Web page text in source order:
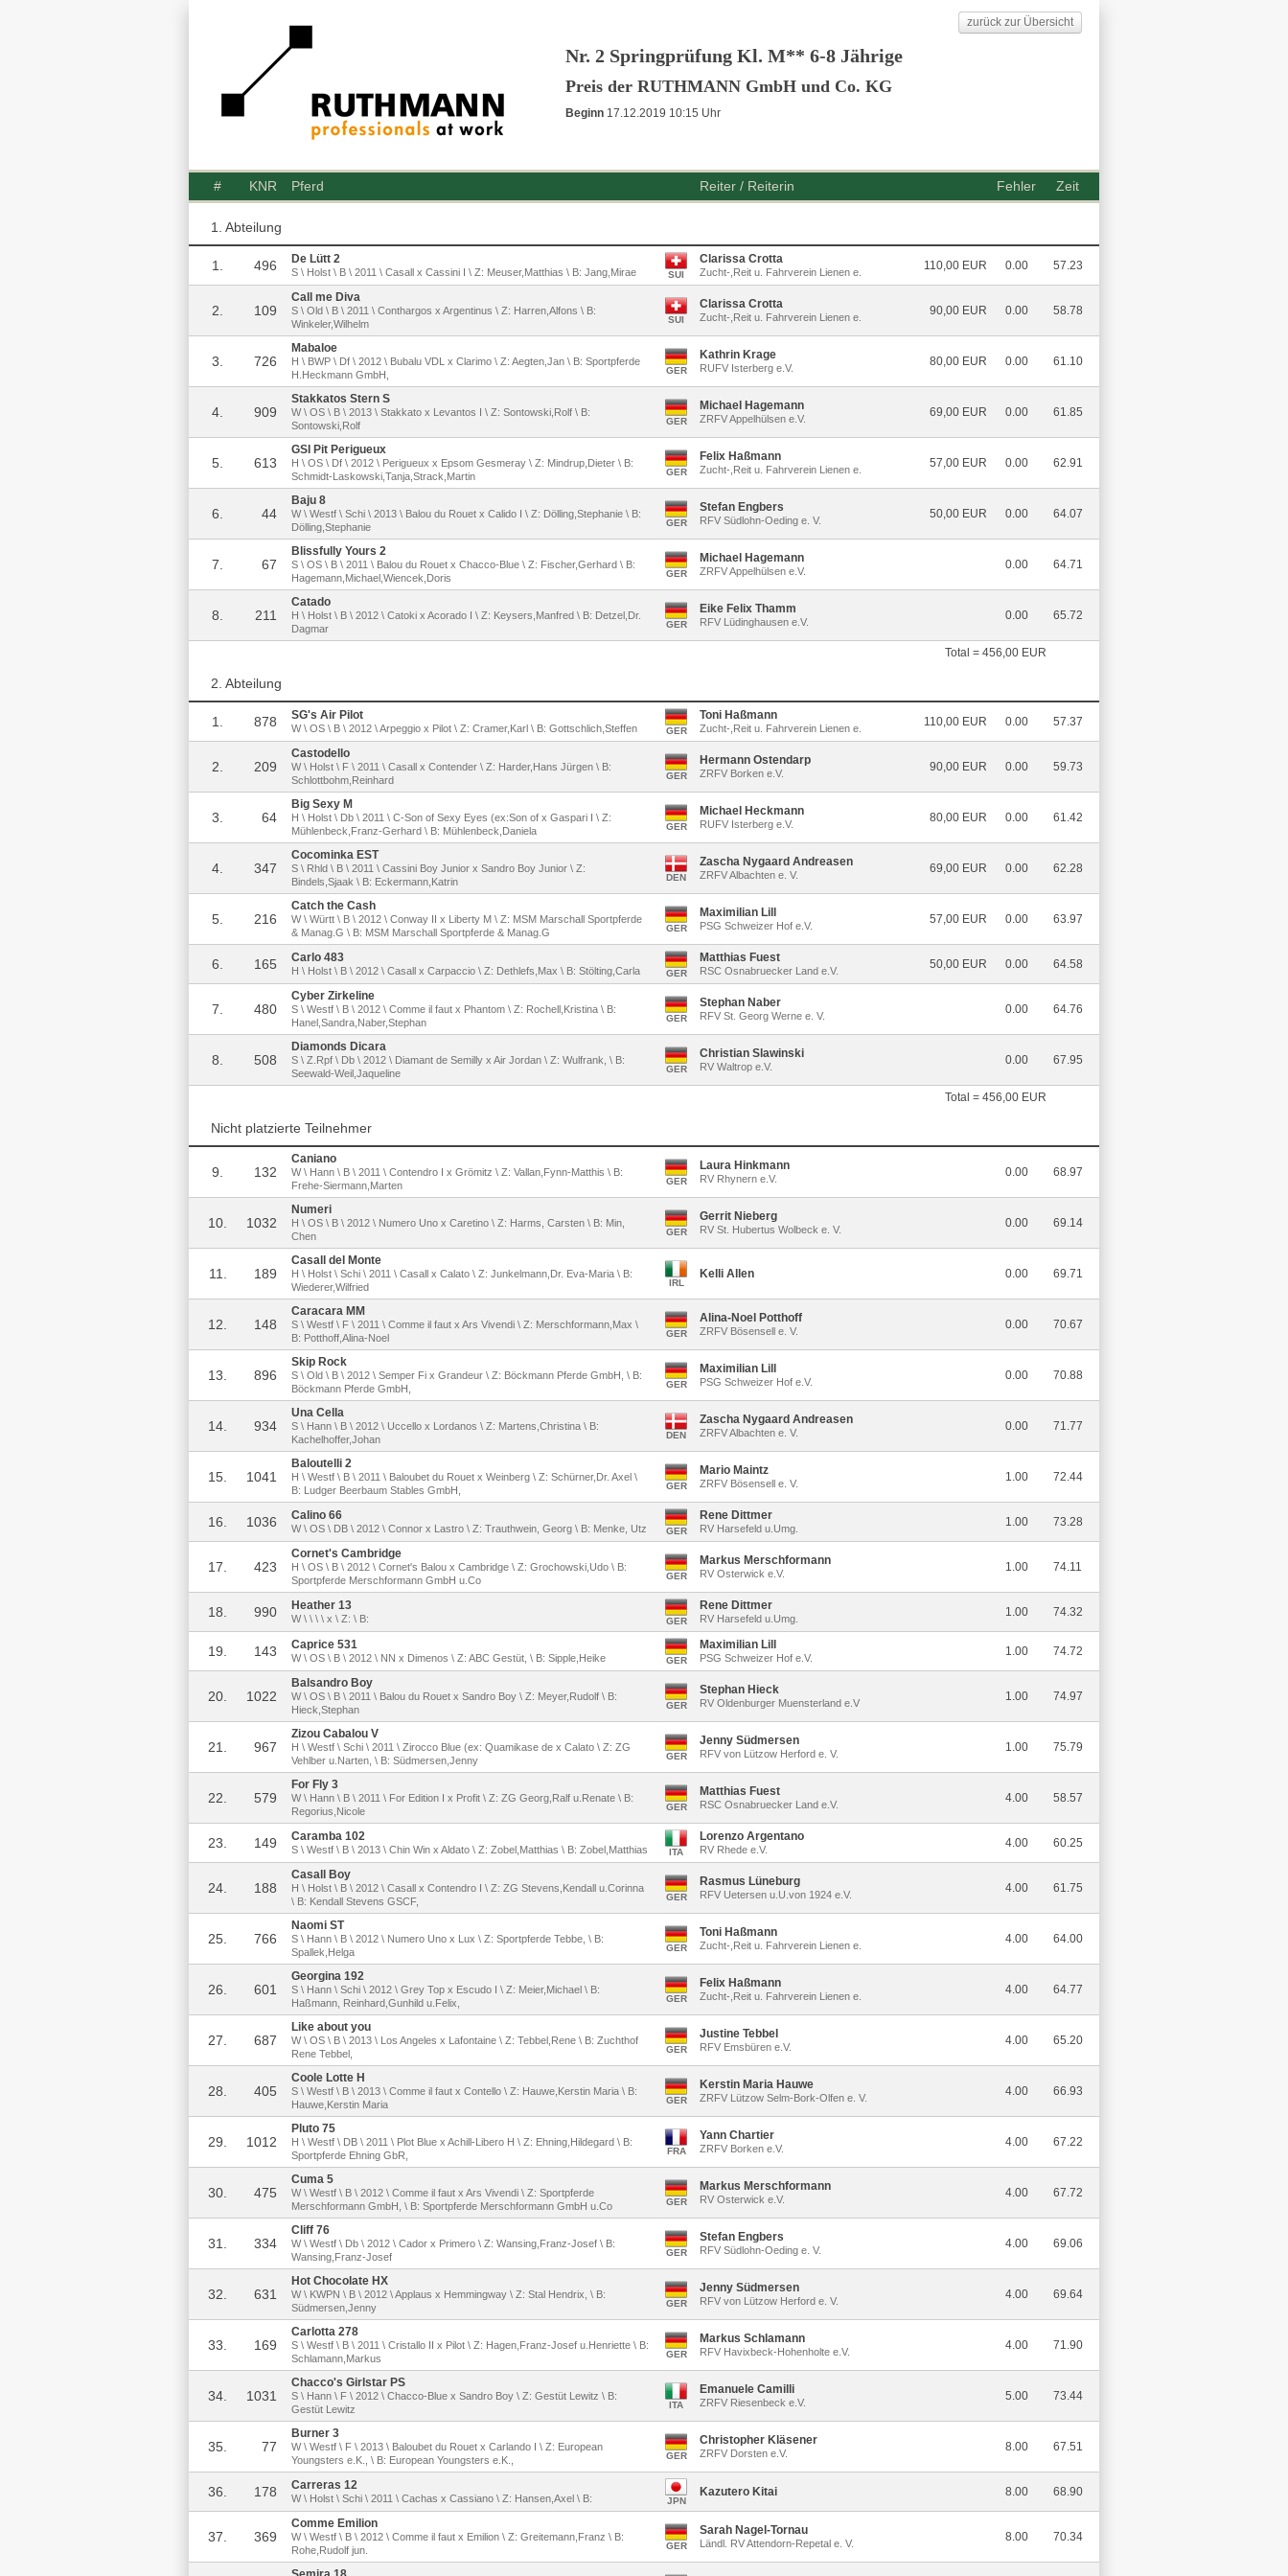
zurück zur Übersicht
Nr. 2 Springprüfung Kl. M** 6-8 Jährige
Preis der RUTHMANN GmbH und Co. KG
Beginn 17.12.2019 10:15 Uhr
# KNR Pferd Reiter / Reiterin Fehler Zeit
1. Abteilung
1. 496 De Lütt 2
S \ Holst \ B \ 2011 \ Casall x Cassini I \ Z: Meuser,Matthias \ B: Jang,Mirae SUI
Clarissa Crotta
Zucht-,Reit u. Fahrverein Lienen e. 110,00 EUR 0.00 57.23
2. 109
Call me Diva
S \ Old \ B \ 2011 \ Conthargos x Argentinus \ Z: Harren,Alfons \ B:
Winkeler,Wilhelm
SUI
Clarissa Crotta
Zucht-,Reit u. Fahrverein Lienen e. 90,00 EUR 0.00 58.78
3. 726
Mabaloe
H \ BWP \ Df \ 2012 \ Bubalu VDL x Clarimo \ Z: Aegten,Jan \ B: Sportpferde
H.Heckmann GmbH,
GER
Kathrin Krage
RUFV Isterberg e.V. 80,00 EUR 0.00 61.10
4. 909
Stakkatos Stern S
W \ OS \ B \ 2013 \ Stakkato x Levantos I \ Z: Sontowski,Rolf \ B:
Sontowski,Rolf
GER
Michael Hagemann
ZRFV Appelhülsen e.V. 69,00 EUR 0.00 61.85
5. 613
GSI Pit Perigueux
H \ OS \ Df \ 2012 \ Perigueux x Epsom Gesmeray \ Z: Mindrup,Dieter \ B:
Schmidt-Laskowski,Tanja,Strack,Martin
GER
Felix Haßmann
Zucht-,Reit u. Fahrverein Lienen e. 57,00 EUR 0.00 62.91
6. 44
Baju 8
W \ Westf \ Schi \ 2013 \ Balou du Rouet x Calido I \ Z: Dölling,Stephanie \ B:
Dölling,Stephanie
GER
Stefan Engbers
RFV Südlohn-Oeding e. V. 50,00 EUR 0.00 64.07
7. 67
Blissfully Yours 2
S \ OS \ B \ 2011 \ Balou du Rouet x Chacco-Blue \ Z: Fischer,Gerhard \ B:
Hagemann,Michael,Wiencek,Doris
GER
Michael Hagemann
ZRFV Appelhülsen e.V. 0.00 64.71
8. 211
Catado
H \ Holst \ B \ 2012 \ Catoki x Acorado I \ Z: Keysers,Manfred \ B: Detzel,Dr.
Dagmar
GER
Eike Felix Thamm
RFV Lüdinghausen e.V. 0.00 65.72
Total = 456,00 EUR
2. Abteilung
1. 878 SG's Air Pilot
W \ OS \ B \ 2012 \ Arpeggio x Pilot \ Z: Cramer,Karl \ B: Gottschlich,Steffen GER
Toni Haßmann
Zucht-,Reit u. Fahrverein Lienen e. 110,00 EUR 0.00 57.37
2. 209
Castodello
W \ Holst \ F \ 2011 \ Casall x Contender \ Z: Harder,Hans Jürgen \ B:
Schlottbohm,Reinhard
GER
Hermann Ostendarp
ZRFV Borken e.V. 90,00 EUR 0.00 59.73
3. 64
Big Sexy M
H \ Holst \ Db \ 2011 \ C-Son of Sexy Eyes (ex:Son of x Gaspari I \ Z:
Mühlenbeck,Franz-Gerhard \ B: Mühlenbeck,Daniela
GER
Michael Heckmann
RUFV Isterberg e.V. 80,00 EUR 0.00 61.42
4. 347
Cocominka EST
S \ Rhld \ B \ 2011 \ Cassini Boy Junior x Sandro Boy Junior \ Z:
Bindels,Sjaak \ B: Eckermann,Katrin
DEN
Zascha Nygaard Andreasen
ZRFV Albachten e. V. 69,00 EUR 0.00 62.28
5. 216
Catch the Cash
W \ Württ \ B \ 2012 \ Conway II x Liberty M \ Z: MSM Marschall Sportpferde
& Manag.G \ B: MSM Marschall Sportpferde & Manag.G
GER
Maximilian Lill
PSG Schweizer Hof e.V. 57,00 EUR 0.00 63.97
6. 165 Carlo 483
H \ Holst \ B \ 2012 \ Casall x Carpaccio \ Z: Dethlefs,Max \ B: Stölting,Carla GER
Matthias Fuest
RSC Osnabruecker Land e.V. 50,00 EUR 0.00 64.58
7. 480
Cyber Zirkeline
S \ Westf \ B \ 2012 \ Comme il faut x Phantom \ Z: Rochell,Kristina \ B:
Hanel,Sandra,Naber,Stephan
GER
Stephan Naber
RFV St. Georg Werne e. V. 0.00 64.76
8. 508
Diamonds Dicara
S \ Z.Rpf \ Db \ 2012 \ Diamant de Semilly x Air Jordan \ Z: Wulfrank, \ B:
Seewald-Weil,Jaqueline
GER
Christian Slawinski
RV Waltrop e.V. 0.00 67.95
Total = 456,00 EUR
Nicht platzierte Teilnehmer
9. 132
Caniano
W \ Hann \ B \ 2011 \ Contendro I x Grömitz \ Z: Vallan,Fynn-Matthis \ B:
Frehe-Siermann,Marten
GER
Laura Hinkmann
RV Rhynern e.V. 0.00 68.97
10. 1032
Numeri
H \ OS \ B \ 2012 \ Numero Uno x Caretino \ Z: Harms, Carsten \ B: Min,
Chen
GER
Gerrit Nieberg
RV St. Hubertus Wolbeck e. V. 0.00 69.14
11. 189
Casall del Monte
H \ Holst \ Schi \ 2011 \ Casall x Calato \ Z: Junkelmann,Dr. Eva-Maria \ B:
Wiederer,Wilfried
IRL
Kelli Allen 0.00 69.71
12. 148
Caracara MM
S \ Westf \ F \ 2011 \ Comme il faut x Ars Vivendi \ Z: Merschformann,Max \
B: Potthoff,Alina-Noel
GER
Alina-Noel Potthoff
ZRFV Bösensell e. V. 0.00 70.67
13. 896
Skip Rock
S \ Old \ B \ 2012 \ Semper Fi x Grandeur \ Z: Böckmann Pferde GmbH, \ B:
Böckmann Pferde GmbH,
GER
Maximilian Lill
PSG Schweizer Hof e.V. 0.00 70.88
14. 934
Una Cella
S \ Hann \ B \ 2012 \ Uccello x Lordanos \ Z: Martens,Christina \ B:
Kachelhoffer,Johan
DEN
Zascha Nygaard Andreasen
ZRFV Albachten e. V. 0.00 71.77
15. 1041
Baloutelli 2
H \ Westf \ B \ 2011 \ Baloubet du Rouet x Weinberg \ Z: Schürner,Dr. Axel \
B: Ludger Beerbaum Stables GmbH,
GER
Mario Maintz
ZRFV Bösensell e. V. 1.00 72.44
16. 1036 Calino 66
W \ OS \ DB \ 2012 \ Connor x Lastro \ Z: Trauthwein, Georg \ B: Menke, Utz GER
Rene Dittmer
RV Harsefeld u.Umg. 1.00 73.28
17. 423
Cornet's Cambridge
H \ OS \ B \ 2012 \ Cornet's Balou x Cambridge \ Z: Grochowski,Udo \ B:
Sportpferde Merschformann GmbH u.Co
GER
Markus Merschformann
RV Osterwick e.V. 1.00 74.11
18. 990 Heather 13
W \ \ \ \ x \ Z: \ B: GER
Rene Dittmer
RV Harsefeld u.Umg. 1.00 74.32
19. 143 Caprice 531
W \ OS \ B \ 2012 \ NN x Dimenos \ Z: ABC Gestüt, \ B: Sipple,Heike GER
Maximilian Lill
PSG Schweizer Hof e.V. 1.00 74.72
20. 1022
Balsandro Boy
W \ OS \ B \ 2011 \ Balou du Rouet x Sandro Boy \ Z: Meyer,Rudolf \ B:
Hieck,Stephan
GER
Stephan Hieck
RV Oldenburger Muensterland e.V 1.00 74.97
21. 967
Zizou Cabalou V
H \ Westf \ Schi \ 2011 \ Zirocco Blue (ex: Quamikase de x Calato \ Z: ZG
Vehlber u.Narten, \ B: Südmersen,Jenny
GER
Jenny Südmersen
RFV von Lützow Herford e. V. 1.00 75.79
22. 579
For Fly 3
W \ Hann \ B \ 2011 \ For Edition I x Profit \ Z: ZG Georg,Ralf u.Renate \ B:
Regorius,Nicole
GER
Matthias Fuest
RSC Osnabruecker Land e.V. 4.00 58.57
23. 149 Caramba 102
S \ Westf \ B \ 2013 \ Chin Win x Aldato \ Z: Zobel,Matthias \ B: Zobel,Matthias ITA
Lorenzo Argentano
RV Rhede e.V. 4.00 60.25
24. 188
Casall Boy
H \ Holst \ B \ 2012 \ Casall x Contendro I \ Z: ZG Stevens,Kendall u.Corinna
\ B: Kendall Stevens GSCF,
GER
Rasmus Lüneburg
RFV Uetersen u.U.von 1924 e.V. 4.00 61.75
25. 766
Naomi ST
S \ Hann \ B \ 2012 \ Numero Uno x Lux \ Z: Sportpferde Tebbe, \ B:
Spallek,Helga
GER
Toni Haßmann
Zucht-,Reit u. Fahrverein Lienen e. 4.00 64.00
26. 601
Georgina 192
S \ Hann \ Schi \ 2012 \ Grey Top x Escudo I \ Z: Meier,Michael \ B:
Haßmann, Reinhard,Gunhild u.Felix,
GER
Felix Haßmann
Zucht-,Reit u. Fahrverein Lienen e. 4.00 64.77
27. 687
Like about you
W \ OS \ B \ 2013 \ Los Angeles x Lafontaine \ Z: Tebbel,Rene \ B: Zuchthof
Rene Tebbel,
GER
Justine Tebbel
RFV Emsbüren e.V. 4.00 65.20
28. 405
Coole Lotte H
S \ Westf \ B \ 2013 \ Comme il faut x Contello \ Z: Hauwe,Kerstin Maria \ B:
Hauwe,Kerstin Maria
GER
Kerstin Maria Hauwe
ZRFV Lützow Selm-Bork-Olfen e. V. 4.00 66.93
29. 1012
Pluto 75
H \ Westf \ DB \ 2011 \ Plot Blue x Achill-Libero H \ Z: Ehning,Hildegard \ B:
Sportpferde Ehning GbR,
FRA
Yann Chartier
ZRFV Borken e.V. 4.00 67.22
30. 475
Cuma 5
W \ Westf \ B \ 2012 \ Comme il faut x Ars Vivendi \ Z: Sportpferde
Merschformann GmbH, \ B: Sportpferde Merschformann GmbH u.Co
GER
Markus Merschformann
RV Osterwick e.V. 4.00 67.72
31. 334
Cliff 76
W \ Westf \ Db \ 2012 \ Cador x Primero \ Z: Wansing,Franz-Josef \ B:
Wansing,Franz-Josef
GER
Stefan Engbers
RFV Südlohn-Oeding e. V. 4.00 69.06
32. 631
Hot Chocolate HX
W \ KWPN \ B \ 2012 \ Applaus x Hemmingway \ Z: Stal Hendrix, \ B:
Südmersen,Jenny
GER
Jenny Südmersen
RFV von Lützow Herford e. V. 4.00 69.64
33. 169
Carlotta 278
S \ Westf \ B \ 2011 \ Cristallo II x Pilot \ Z: Hagen,Franz-Josef u.Henriette \ B:
Schlamann,Markus
GER
Markus Schlamann
RFV Havixbeck-Hohenholte e.V. 4.00 71.90
34. 1031
Chacco's Girlstar PS
S \ Hann \ F \ 2012 \ Chacco-Blue x Sandro Boy \ Z: Gestüt Lewitz \ B:
Gestüt Lewitz
ITA
Emanuele Camilli
ZRFV Riesenbeck e.V. 5.00 73.44
35. 77
Burner 3
W \ Westf \ F \ 2013 \ Baloubet du Rouet x Carlando I \ Z: European
Youngsters e.K., \ B: European Youngsters e.K.,
GER
Christopher Kläsener
ZRFV Dorsten e.V. 8.00 67.51
36. 178 Carreras 12
W \ Holst \ Schi \ 2011 \ Cachas x Cassiano \ Z: Hansen,Axel \ B: JPN
Kazutero Kitai 8.00 68.90
37. 369
Comme Emilion
W \ Westf \ B \ 2012 \ Comme il faut x Emilion \ Z: Greitemann,Franz \ B:
Rohe,Rudolf jun.
GER
Sarah Nagel-Tornau
Ländl. RV Attendorn-Repetal e. V. 8.00 70.34